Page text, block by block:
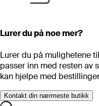
Lurer du på noe mer?
Lurer du på mulighetene
passer inn med resten av
kan hjelpe med
Kontakt din nærmeste butikk